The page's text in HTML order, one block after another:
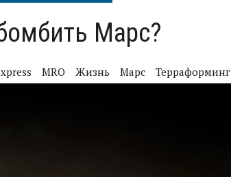
Марс?
MRO Жизнь Марс Терраформинг